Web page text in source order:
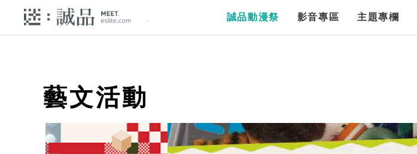
誠品動漫祭 影音專區 主題專欄
藝文活動